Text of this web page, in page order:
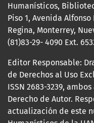
Humanísticos,
Piso 1, Avenida
Regina, Monterrey,
(81)83-29- 4090 Ext.
Editor Responsable:
de Derechos al Uso
ISSN 2683-3239,
Derecho de Autor.
actualización de este